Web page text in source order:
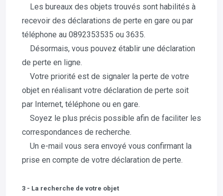
Les bureaux des objets trouvés sont habilités à
recevoir des déclarations de perte en gare ou par
téléphone au 0892353535 ou 3635.
Désormais, vous pouvez établir une déclaration
de perte en ligne.
Votre priorité est de signaler la perte de votre
objet en réalisant votre déclaration de perte soit
par Internet, téléphone ou en gare.
Soyez le plus précis possible afin de faciliter les
correspondances de recherche.
Un e-mail vous sera envoyé vous confirmant la
prise en compte de votre déclaration de perte.
3 - La recherche de votre objet